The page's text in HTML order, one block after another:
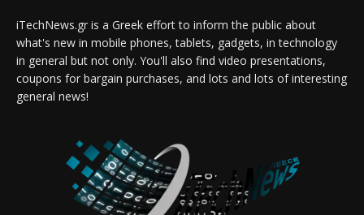
iTechNews.gr is a Greek effort to inform the public about
what's new in mobile phones, tablets, gadgets, in technology
in general but not only. You'll also find video presentations,
coupons for bargain purchases, and lots and lots of interesting
general news!